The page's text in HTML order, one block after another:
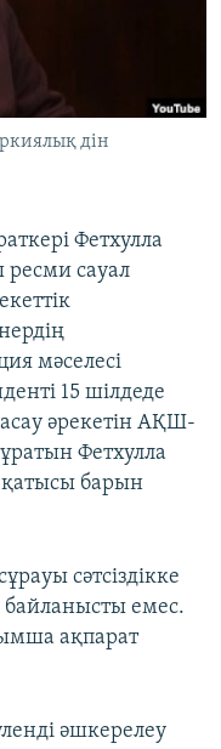
дін
Фетхулла
ресми сауал
мәселесі
15 шілдеде
әрекетін АҚШ-
Фетхулла
қатысы барын
сәтсіздікке
байланысты емес.
ақпарат
әшкерелеу